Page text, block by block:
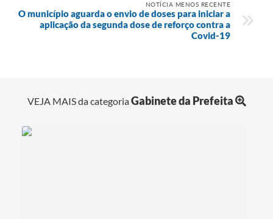
NOTÍCIA MENOS RECENTE
O município aguarda o envio de doses para iniciar a
aplicação da segunda dose de reforço contra a
Covid-19
VEJA MAIS da categoriaGabinete da Prefeita